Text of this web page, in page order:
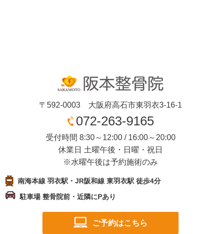
〒592-0003 大阪府高石市東羽衣3-16-1
072-263-9165
受付時間 8:30～12:00 / 16:00～20:00
休業日 土曜午後・日曜・祝日
※水曜午後は予約施術のみ
南海本線 羽衣駅・JR阪和線 東羽衣駅 徒歩4分
駐車場 整骨院前・近隣にPあり
ご予約はこちら